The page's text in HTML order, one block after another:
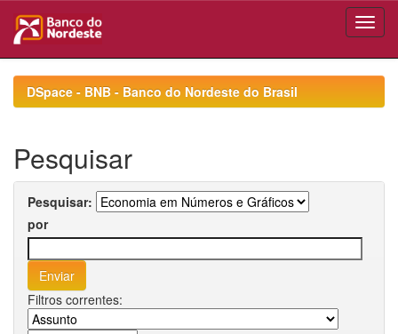
navigationDSpace - BNB - Banco do Nordeste do Brasil
Pesquisar
Pesquisar:
por
Filtros correntes: